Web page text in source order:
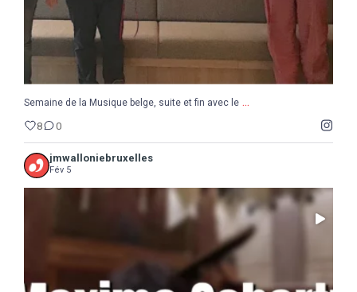
Semaine de la Musique belge, suite et fin avec le ...
8 0
jmwalloniebruxelles
Fév 5